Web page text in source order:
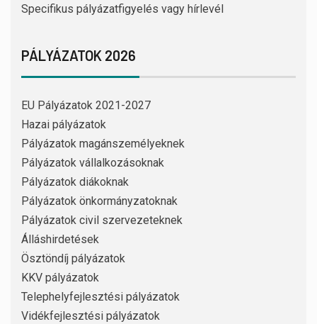
Specifikus pályázatfigyelés vagy hírlevél
PÁLYÁZATOK 2026
EU Pályázatok 2021-2027
Hazai pályázatok
Pályázatok magánszemélyeknek
Pályázatok vállalkozásoknak
Pályázatok diákoknak
Pályázatok önkormányzatoknak
Pályázatok civil szervezeteknek
Álláshirdetések
Ösztöndíj pályázatok
KKV pályázatok
Telephelyfejlesztési pályázatok
Vidékfejlesztési pályázatok